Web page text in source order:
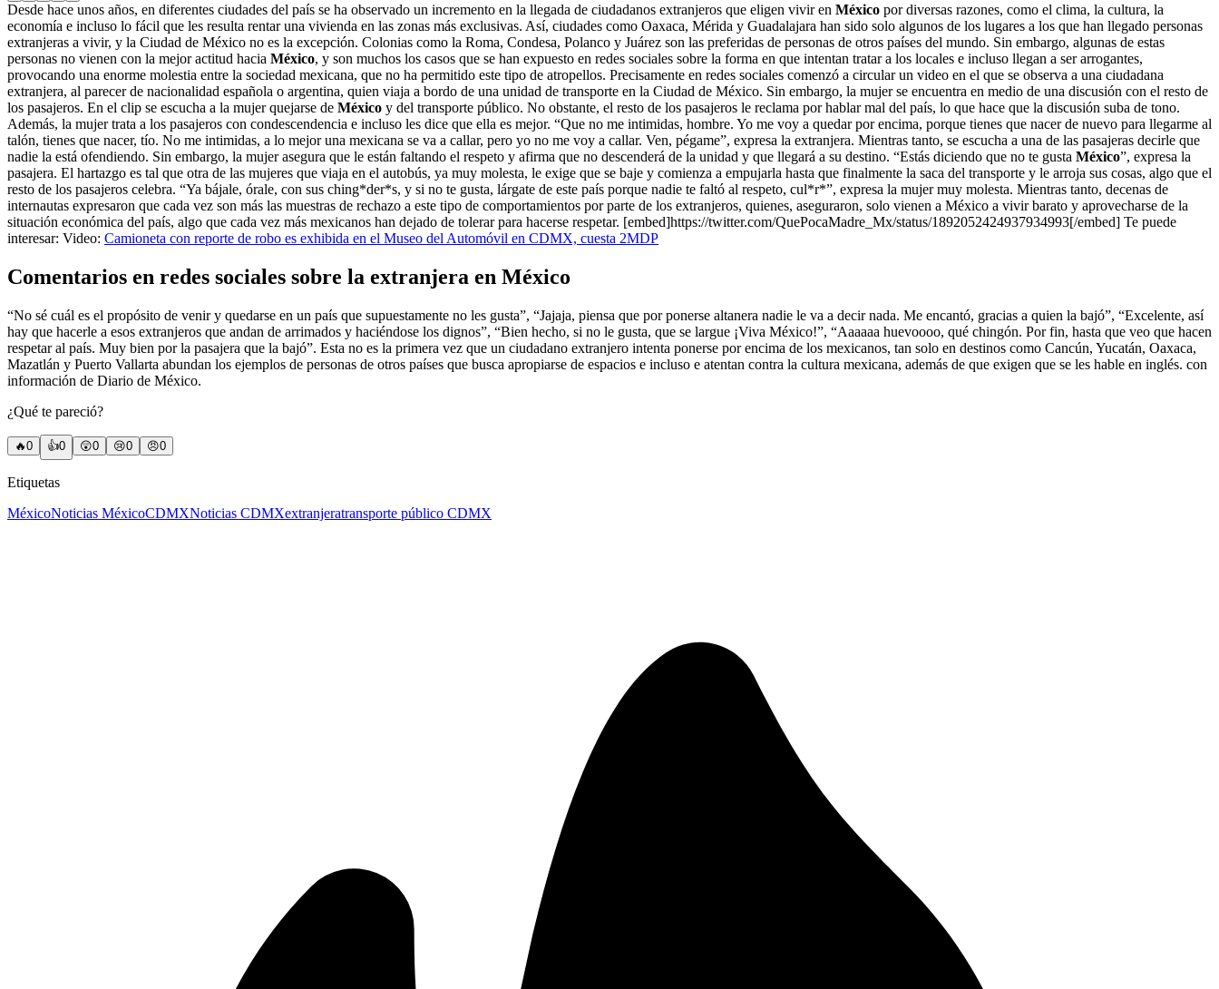
Desde hace unos años, en diferentes ciudades del país se ha observado un incremento en la llegada de ciudadanos extranjeros que eligen vivir en México por diversas razones, como el clima, la cultura, la
economía e incluso lo fácil que les resulta rentar una vivienda en las zonas más exclusivas. Así, ciudades como Oaxaca, Mérida y Guadalajara han sido solo algunos de los lugares a los que han llegado personas
extranjeras a vivir, y la Ciudad de México no es la excepción. Colonias como la Roma, Condesa, Polanco y Juárez son las preferidas de personas de otros países del mundo. Sin embargo, algunas de estas
personas no vienen con la mejor actitud hacia México, y son muchos los casos que se han expuesto en redes sociales sobre la forma en que intentan tratar a los locales e incluso llegan a ser arrogantes,
provocando una enorme molestia entre la sociedad mexicana, que no ha permitido este tipo de atropellos. Precisamente en redes sociales comenzó a circular un video en el que se observa a una ciudadana
extranjera, al parecer de nacionalidad española o argentina, quien viaja a bordo de una unidad de transporte en la Ciudad de México. Sin embargo, la mujer se encuentra en medio de una discusión con el resto de
los pasajeros. En el clip se escucha a la mujer quejarse de México y del transporte público. No obstante, el resto de los pasajeros le reclama por hablar mal del país, lo que hace que la discusión suba de tono.
Además, la mujer trata a los pasajeros con condescendencia e incluso les dice que ella es mejor. “Que no me intimidas, hombre. Yo me voy a quedar por encima, porque tienes que nacer de nuevo para llegarme al
talón, tienes que nacer, tío. No me intimidas, a lo mejor una mexicana se va a callar, pero yo no me voy a callar. Ven, pégame”, expresa la extranjera. Mientras tanto, se escucha a una de las pasajeras decirle que
nadie la está ofendiendo. Sin embargo, la mujer asegura que le están faltando el respeto y afirma que no descenderá de la unidad y que llegará a su destino. “Estás diciendo que no te gusta México”, expresa la
pasajera. El hartazgo es tal que otra de las mujeres que viaja en el autobús, ya muy molesta, le exige que se baje y comienza a empujarla hasta que finalmente la saca del transporte y le arroja sus cosas, algo que el
resto de los pasajeros celebra. “Ya bájale, órale, con sus ching*der*s, y si no te gusta, lárgate de este país porque nadie te faltó al respeto, cul*r*”, expresa la mujer muy molesta. Mientras tanto, decenas de
internautas expresaron que cada vez son más las muestras de rechazo a este tipo de comportamientos por parte de los extranjeros, quienes, aseguraron, solo vienen a México a vivir barato y aprovecharse de la
situación económica del país, algo que cada vez más mexicanos han dejado de tolerar para hacerse respetar. [embed]https://twitter.com/QuePocaMadre_Mx/status/1892052424937934993[/embed] Te puede
interesar: Video: Camioneta con reporte de robo es exhibida en el Museo del Automóvil en CDMX, cuesta 2MDP
Comentarios en redes sociales sobre la extranjera en México
“No sé cuál es el propósito de venir y quedarse en un país que supuestamente no les gusta”, “Jajaja, piensa que por ponerse altanera nadie le va a decir nada. Me encantó, gracias a quien la bajó”, “Excelente, así
hay que hacerle a esos extranjeros que andan de arrimados y haciéndose los dignos”, “Bien hecho, si no le gusta, que se largue ¡Viva México!”, “Aaaaaa huevoooo, qué chingón. Por fin, hasta que veo que hacen
respetar al país. Muy bien por la pasajera que la bajó”. Esta no es la primera vez que un ciudadano extranjero intenta ponerse por encima de los mexicanos, tan solo en destinos como Cancún, Yucatán, Oaxaca,
Mazatlán y Puerto Vallarta abundan los ejemplos de personas de otros países que busca apropiarse de espacios e incluso e atentan contra la cultura mexicana, además de que exigen que se les hable en inglés. con
información de Diario de México.
¿Qué te pareció?
🔥0 👍0 😲0 😢0 😠0
Etiquetas
MéxicoNoticias MéxicoCDMXNoticias CDMXextranjeratransporte público CDMX